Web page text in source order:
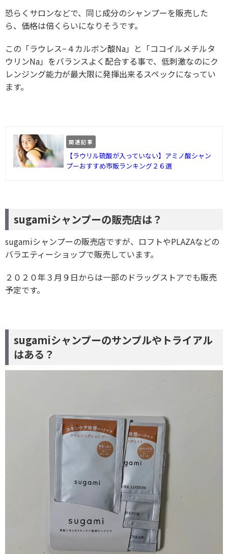
恐らくサロンなどで、同じ成分のシャンプーを販売した
ら、価格は倍くらいになりそうです。
この「ラウレス−４カルボン酸Na」と「ココイルメチルタ
ウリンNa」をバランスよく配合する事で、低刺激なのにク
レンジング能力が最大限に発揮出来るスペックになってい
ます。
関連記事
【ラウリル硫酸が入っていない】アミノ酸シャン
プーおすすめ市販ランキング２６選
sugamiシャンプーの販売店は？
sugamiシャンプーの販売店ですが、ロフトやPLAZAなどの
バラエティーショップで販売しています。
２０２０年３月９日からは一部のドラッグストアでも販売
予定です。
sugamiシャンプーのサンプルやトライアル
はある？